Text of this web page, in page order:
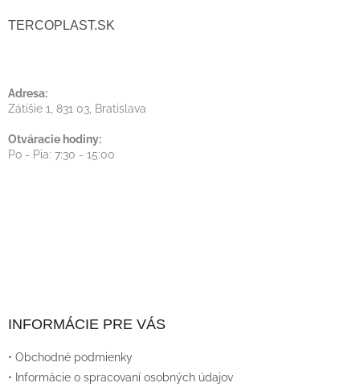
TERCOPLAST.SK
Adresa:
Zátišie 1, 831 03, Bratislava
Otváracie hodiny:
Po - Pia: 7:30 - 15:00
INFORMÁCIE PRE VÁS
• Obchodné podmienky
• Informácie o spracovaní osobných údajov